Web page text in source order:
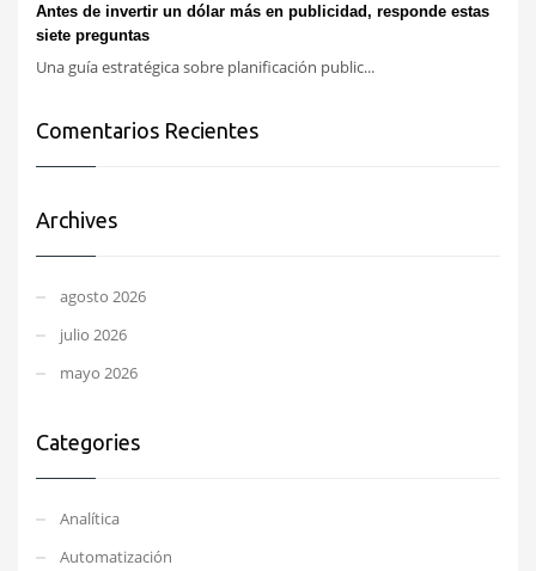
Antes de invertir un dólar más en publicidad, responde estas
siete preguntas
Una guía estratégica sobre planificación public...
Comentarios Recientes
Archives
agosto 2026
julio 2026
mayo 2026
Categories
Analítica
Automatización